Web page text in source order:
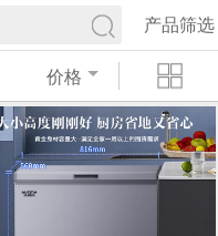
产品筛选
价格